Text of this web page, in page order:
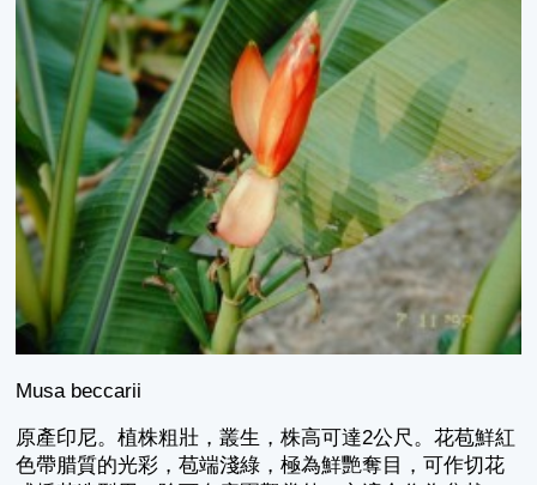
Musa beccarii
原產印尼。植株粗壯，叢生，株高可達2公尺。花苞鮮紅
色帶腊質的光彩，苞端淺綠，極為鮮艷奪目，可作切花